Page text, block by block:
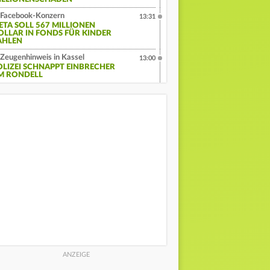
Facebook-Konzern
SOLL 567 MILLIONEN
IN FONDS FÜR KINDER
13:31
Zeugenhinweis in Kassel
SCHNAPPT EINBRECHER
RONDELL
13:00